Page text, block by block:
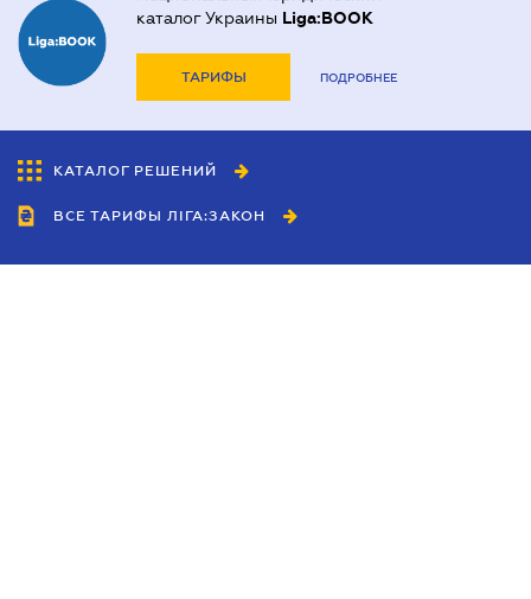
каталог Украины Liga:BOOK
ТАРИФЫ ПОДРОБНЕЕ
КАТАЛОГ РЕШЕНИЙ
ВСЕ ТАРИФЫ ЛІГА:ЗАКОН